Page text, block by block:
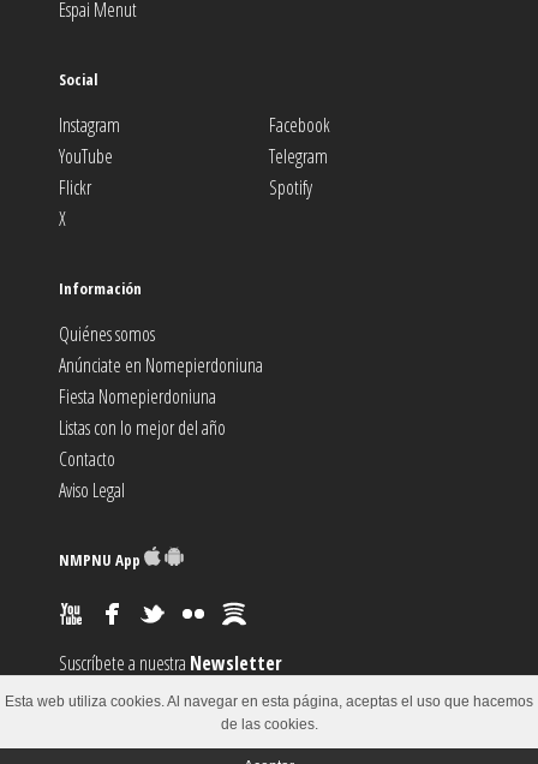
Espai Menut
Social
Instagram
Facebook
YouTube
Telegram
Flickr
Spotify
X
Información
Quiénes somos
Anúnciate en Nomepierdoniuna
Fiesta Nomepierdoniuna
Listas con lo mejor del año
Contacto
Aviso Legal
NMPNU App
Suscríbete a nuestra Newsletter
Suscríbete al canalRSS
Esta web utiliza cookies. Al navegar en esta página, aceptas el uso que hacemos
de las cookies.